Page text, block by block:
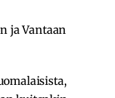
ja Vantaan